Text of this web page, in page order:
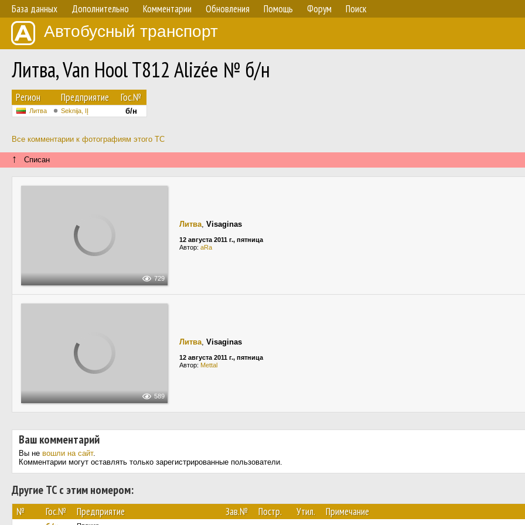
База данных Дополнительно Комментарии Обновления Помощь Форум Поиск
Автобусный транспорт
Литва, Van Hool T812 Alizée № б/н
Регион Предприятие Гос.№
Литва Seknija, IĮ б/н
Все комментарии к фотографиям этого ТС
↑ Списан
729
Литва, Visaginas
12 августа 2011 г., пятница
Автор: aRa
589
Литва, Visaginas
12 августа 2011 г., пятница
Автор: Mettal
Ваш комментарий
Вы не вошли на сайт.
Комментарии могут оставлять только зарегистрированные пользователи.
Другие ТС с этим номером:
№ Гос.№ Предприятие Зав.№ Постр. Утил. Примечание